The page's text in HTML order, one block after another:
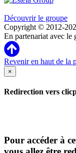
Découvrir le groupe
Copyright © 2012-
En partenariat avec le
Revenir en haut de la
×
Redirection vers
Pour accéder à